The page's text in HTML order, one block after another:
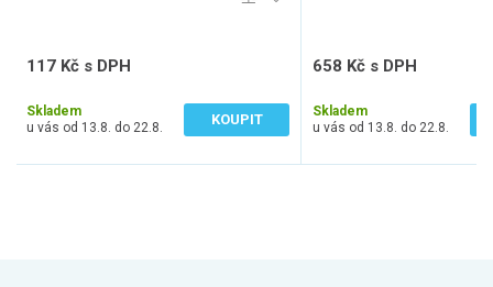
117 Kč s DPH
Skladem
u vás od 13.8. do 22.8.
KOUPIT
658 Kč s DPH
Skladem
u vás od 13.8. do 22.8.